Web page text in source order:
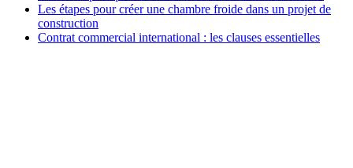
Les étapes pour créer une chambre froide dans un projet de
construction
Contrat commercial international : les clauses essentielles